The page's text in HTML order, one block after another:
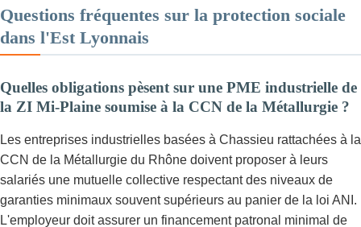
Questions fréquentes sur la protection sociale
dans l'Est Lyonnais
Quelles obligations pèsent sur une PME industrielle de
la ZI Mi-Plaine soumise à la CCN de la Métallurgie ?
Les entreprises industrielles basées à Chassieu rattachées à la
CCN de la Métallurgie du Rhône doivent proposer à leurs
salariés une mutuelle collective respectant des niveaux de
garanties minimaux souvent supérieurs au panier de la loi ANI.
L'employeur doit assurer un financement patronal minimal de